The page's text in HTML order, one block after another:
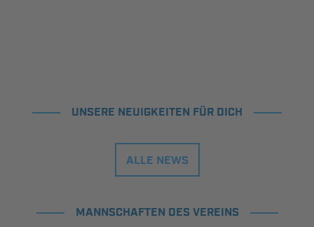
UNSERE NEUIGKEITEN FÜR DICH
ALLE NEWS
MANNSCHAFTEN DES VEREINS